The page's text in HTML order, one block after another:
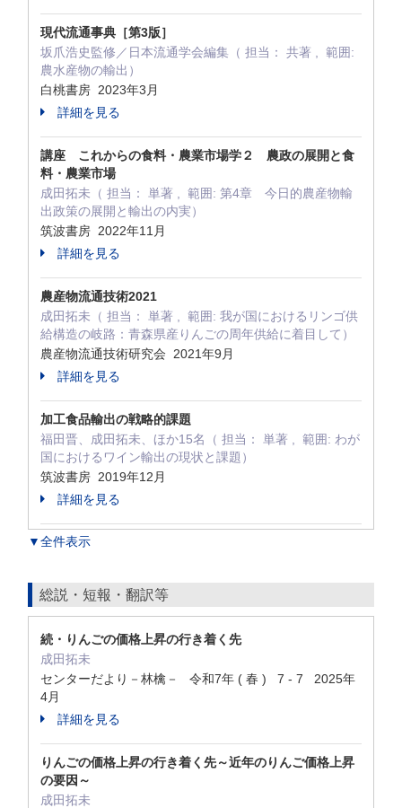
現代流通事典［第3版］
坂爪浩史監修／日本流通学会編集（ 担当： 共著 , 範囲:
農水産物の輸出）
白桃書房 2023年3月
詳細を見る
講座 これからの食料・農業市場学２ 農政の展開と食
料・農業市場
成田拓未（ 担当： 単著 , 範囲: 第4章 今日的農産物輸
出政策の展開と輸出の内実）
筑波書房 2022年11月
詳細を見る
農産物流通技術2021
成田拓未（ 担当： 単著 , 範囲: 我が国におけるリンゴ供
給構造の岐路：青森県産りんごの周年供給に着目して）
農産物流通技術研究会 2021年9月
詳細を見る
加工食品輸出の戦略的課題
福田晋、成田拓未、ほか15名（ 担当： 単著 , 範囲: わが
国におけるワイン輸出の現状と課題）
筑波書房 2019年12月
詳細を見る
▼全件表示
総説・短報・翻訳等
続・りんごの価格上昇の行き着く先
成田拓未
センターだより－林檎－ 令和7年 ( 春 ) 7 - 7 2025年
4月
詳細を見る
りんごの価格上昇の行き着く先～近年のりんご価格上昇
の要因～
成田拓未